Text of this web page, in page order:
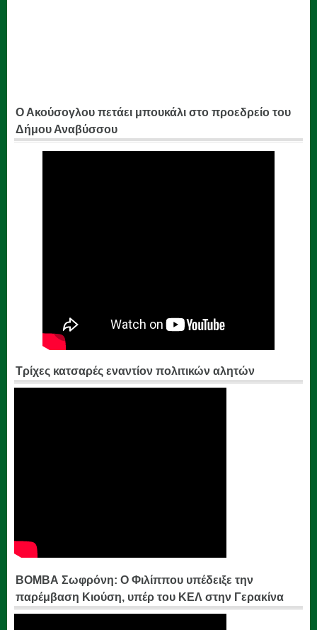
Ο Ακούσογλου πετάει μπουκάλι στο προεδρείο του
Δήμου Αναβύσσου
Τρίχες κατσαρές εναντίον πολιτικών αλητών
ΒΟΜΒΑ Σωφρόνη: Ο Φιλίππου υπέδειξε την
παρέμβαση Κιούση, υπέρ του ΚΕΛ στην Γερακίνα